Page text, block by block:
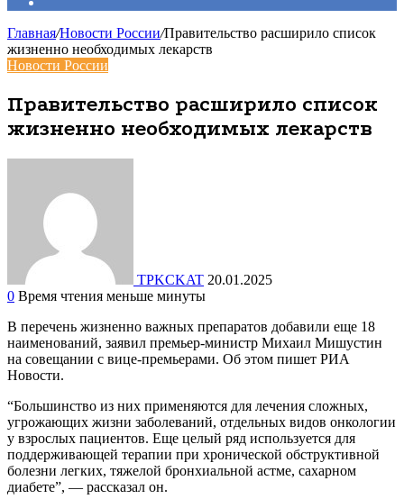
Главная/Новости России/Правительство расширило список
жизненно необходимых лекарств
Новости России
Правительство расширило список
жизненно необходимых лекарств
TPKCKAT 20.01.2025
0 Время чтения меньше минуты
В перечень жизненно важных препаратов добавили еще 18
наименований, заявил премьер-министр Михаил Мишустин
на совещании с вице-премьерами. Об этом пишет РИА
Новости.
“Большинство из них применяются для лечения сложных,
угрожающих жизни заболеваний, отдельных видов онкологии
у взрослых пациентов. Еще целый ряд используется для
поддерживающей терапии при хронической обструктивной
болезни легких, тяжелой бронхиальной астме, сахарном
диабете”, — рассказал он.